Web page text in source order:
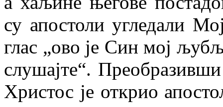
су апостоли угледали
глас „ово је Син мој
слушајте“.
Христос је открио